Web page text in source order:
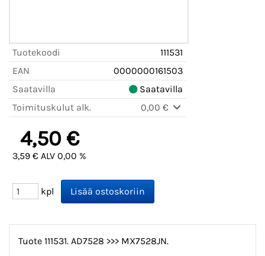
Tuotekoodi
111531
EAN
0000000161503
Saatavilla
Saatavilla
Toimituskulut alk.
0,00 €
4,50 €
3,59 € ALV 0,00 %
kpl
Tuote 111531. AD7528 >>> MX7528JN.